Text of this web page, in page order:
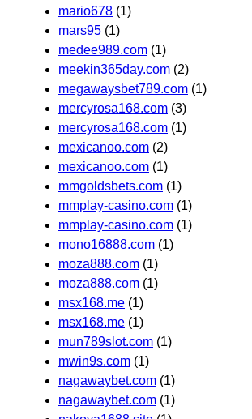
mario678 (1)
mars95 (1)
medee989.com (1)
meekin365day.com (2)
megawaysbet789.com (1)
mercyrosa168.com (3)
mercyrosa168.com (1)
mexicanoo.com (2)
mexicanoo.com (1)
mmgoldsbets.com (1)
mmplay-casino.com (1)
mmplay-casino.com (1)
mono16888.com (1)
moza888.com (1)
moza888.com (1)
msx168.me (1)
msx168.me (1)
mun789slot.com (1)
mwin9s.com (1)
nagawaybet.com (1)
nagawaybet.com (1)